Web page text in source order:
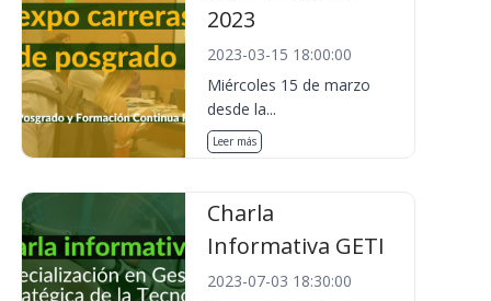
2023
2023-03-15 18:00:00
Miércoles 15 de marzo
desde la...
Leer más
Charla
Informativa GETI
2023-07-03 18:30:00